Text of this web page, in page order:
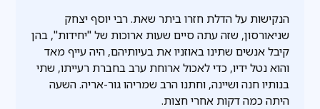
הנקישות על הדלת חזרו ביתר שאת. רבי יוסף יצחק
שניאורסון, שזה עתה סיים שעות ארוכות של "יחידות", בהן
קיבל אנשים שתינו באוזניו את בעיותיהם, היה עייף מאד
והוא נטל ידיו, כדי לאכול ארוחת ערב בחברת רעייתו, שתי
בנותיו חנה ושיינה, וחתנו הרב שמריהו גור-אריה. השעה
היתה כמה דקות אחרי חצות.